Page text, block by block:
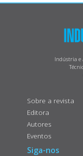
Indústria e
Sobre a revista
Editora
Autores
Eventos
Siga-nos